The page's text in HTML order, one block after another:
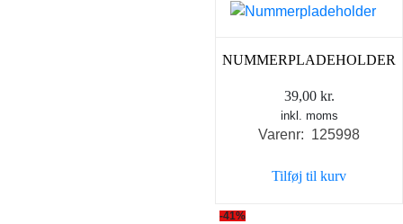
NUMMERPLADEHOLDER
39,00 kr.
inkl. moms
Varenr: 125998
Tilføj til kurv
-41%